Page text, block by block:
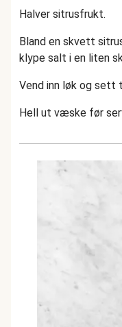
Halver sitrusfrukt.
Bland en skvett
klype salt i en liten
Vend inn løk og sett
Hell ut væske før